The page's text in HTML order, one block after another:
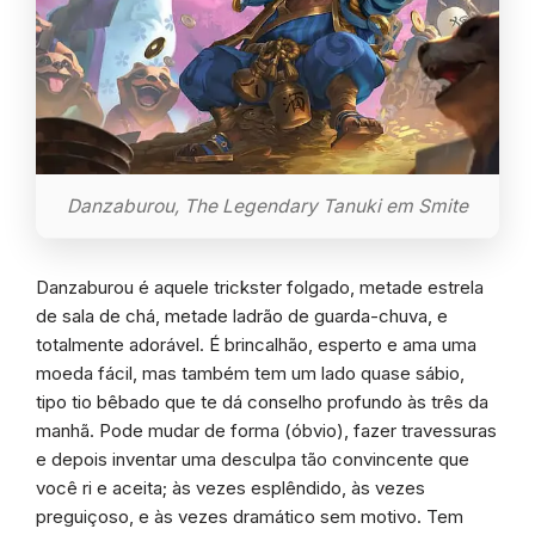
Danzaburou, The Legendary Tanuki em Smite
Danzaburou é aquele trickster folgado, metade estrela
de sala de chá, metade ladrão de guarda-chuva, e
totalmente adorável. É brincalhão, esperto e ama uma
moeda fácil, mas também tem um lado quase sábio,
tipo tio bêbado que te dá conselho profundo às três da
manhã. Pode mudar de forma (óbvio), fazer travessuras
e depois inventar uma desculpa tão convincente que
você ri e aceita; às vezes esplêndido, às vezes
preguiçoso, e às vezes dramático sem motivo. Tem